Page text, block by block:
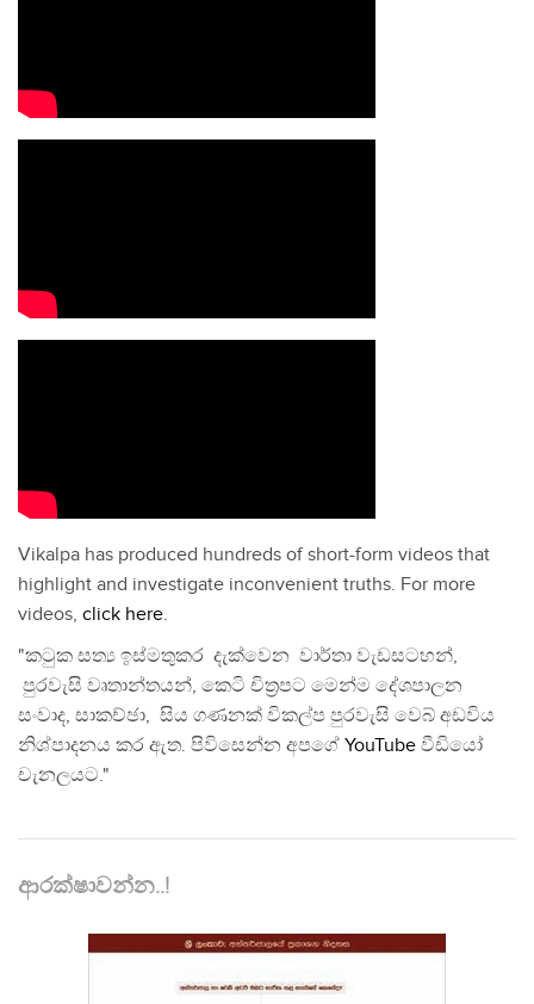
Vikalpa has produced hundreds of short-form videos that
highlight and investigate inconvenient truths. For more
videos, click here.
"කටුක සත්‍ය ඉස්මතුකර දැක්වෙන වාර්තා වැඩසටහන්,
පුරවැසි වෘතාන්තයන්, කෙටි චිත්‍රපට මෙන්ම දේශපාලන
සංවාද, සාකච්ඡා, සිය ගණනක් විකල්ප පුරවැසි වෙබ් අඩවිය
නිශ්පාදනය කර ඇත. පිවිසෙන්න අපගේ YouTube වීඩියෝ
චැනලයට."
ආරක්ෂාවන්න..!